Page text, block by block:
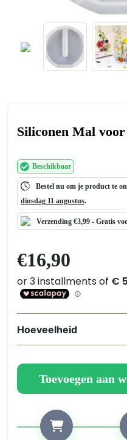
Siliconen Mal voor
Beschikbaar
Bestel nu om je product te
dinsdag 11 augustus.
Verzending €3,99 - Gratis
€16,90
Hoeveelheid
Siliconen
voor
Vaas
Toevoegen aan